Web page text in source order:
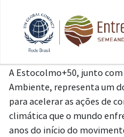
A Estocolmo+50, junto
Ambiente, representa um
para acelerar as ações de
climática que o mundo
anos do início do